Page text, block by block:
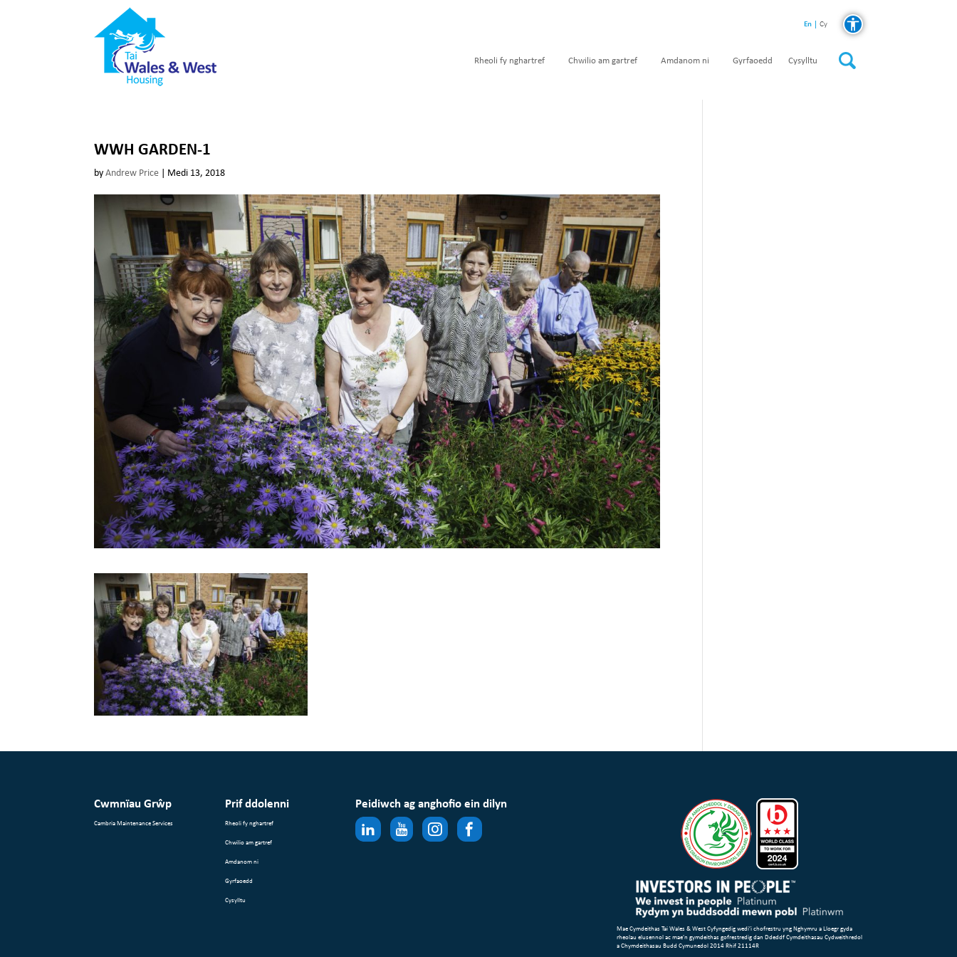
En Cy
Rheoli fy nghartref Chwilio am gartref Amdanom ni Gyrfaoedd Cysylltu
WWH GARDEN-1
byAndrew Price | Medi 13, 2018
Cwmnïau Grŵp
Cambria Maintenance Services
Prif ddolenni
Rheoli fy nghartref
Chwilio am gartref
Amdanom ni
Gyrfaoedd
Cysylltu
Peidiwch ag anghofio ein dilyn
Mae Cymdeithas Tai Wales & West Cyfyngedig wedi’i chofrestru yng Nghymru a Lloegr gyda
rheolau elusennol ac mae’n gymdeithas gofrestredig dan Ddeddf Cymdeithasau Cydweithredol
a Chymdeithasau Budd Cymunedol 2014 Rhif 21114R